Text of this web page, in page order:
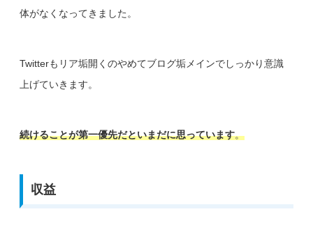
体がなくなってきました。
Twitterもリア垢開くのやめてブログ垢メインでしっかり意識
上げていきます。
続けることが第一優先だといまだに思っています。
収益